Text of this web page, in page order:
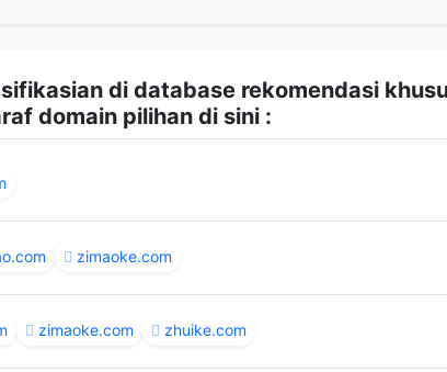
di database rekomendasi
domain pilihan di sini :
zimaoke.com
zimaoke.com zhuike.com